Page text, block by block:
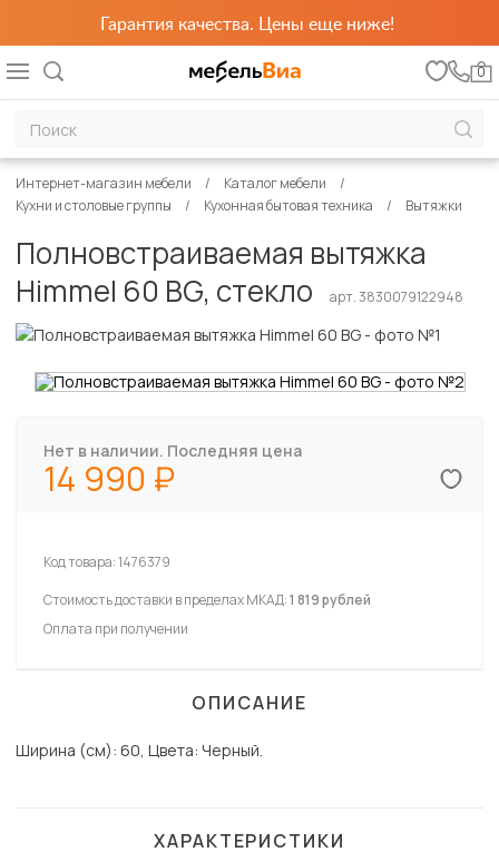
Гарантия качества. Цены еще ниже!
0
Интернет-магазин мебели
Каталог мебели
Кухни и столовые группы
Кухонная бытовая техника Вытяжки
Полновстраиваемая вытяжка
Himmel 60 BG, стекло
арт. 3830079122948
Нет в наличии. Последняя цена
14 990
Код товара:1476379
Стоимость доставки в пределах МКАД:1 819 рублей
Оплата при получении
ОПИСАНИЕ
Ширина (см): 60, Цвета: Черный.
ХАРАКТЕРИСТИКИ